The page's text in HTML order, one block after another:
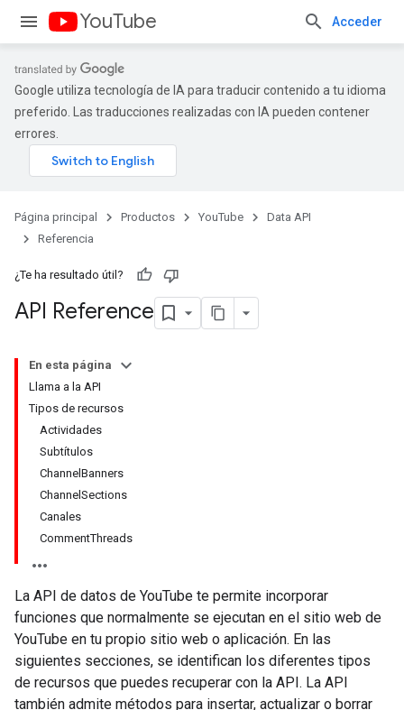
YouTube Acceder
Google utiliza tecnología de IA para traducir contenido a tu idioma
preferido. Las traducciones realizadas con IA pueden contener
errores.
Página principal Productos YouTube
Data API
Referencia
¿Te ha resultado útil?
API Reference
En esta página
Llama a la API
Tipos de recursos
Actividades
Subtítulos
ChannelBanners
ChannelSections
Canales
CommentThreads
La API de datos de YouTube te permite incorporar
funciones que normalmente se ejecutan en el sitio web de
YouTube en tu propio sitio web o aplicación. En las
siguientes secciones, se identifican los diferentes tipos
de recursos que puedes recuperar con la API. La API
también admite métodos para insertar, actualizar o borrar